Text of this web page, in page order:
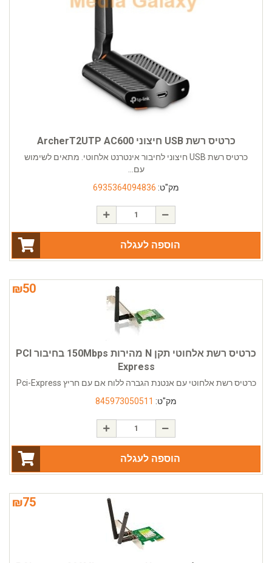
כרטיס רשת USB חיצוני ArcherT2UTP AC600
כרטיס רשת USB חיצוני לחיבור אינטרנט אלחוטי. מתאים לשימוש
עם...
מק"ט: 6935364094836
הוספה לעגלה
₪50
כרטיס רשת אלחוטי תקן N מהירות 150Mbps בחיבור PCI
Express
כרטיס רשת אלחוטי עם אנטנת הגברה ללוח אם עם חריץ Pci-Express
מק"ט: 845973050511
הוספה לעגלה
₪75